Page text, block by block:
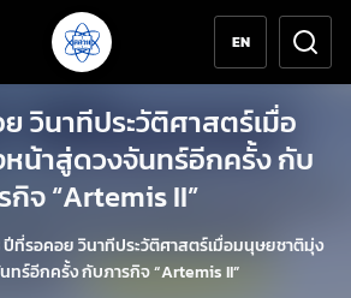
EN
วินาทีประวัติศาสตร์เมื่อ
น้าสู่ดวงจันทร์อีกครั้ง กับ
กิจ “Artemis II”
ปีที่รอคอย วินาทีประวัติศาสตร์เมื่อมนุษยชาติมุ่ง
ทร์อีกครั้ง กับภารกิจ “Artemis II”